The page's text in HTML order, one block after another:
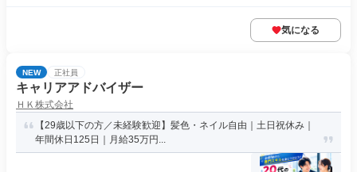
気になる
NEW 正社員
キャリアアドバイザー
ＨＫ株式会社
【29歳以下の方／未経験歓迎】髪色・ネイル自由｜土日祝休み｜
年間休日125日｜月給35万円...